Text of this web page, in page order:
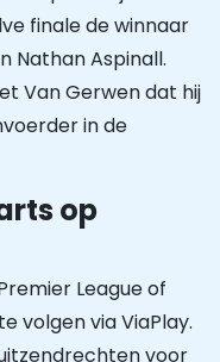
finale de winnaar
Nathan Aspinall.
Van Gerwen dat hij
in de
op
League of
volgen via ViaPlay.
voor